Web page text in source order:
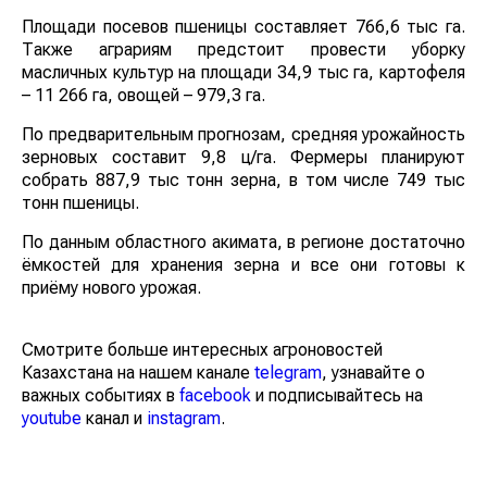
Площади посевов пшеницы составляет 766,6 тыс га.
Также аграриям предстоит провести уборку
масличных культур на площади 34,9 тыс га, картофеля
– 11 266 га, овощей – 979,3 га.
По предварительным прогнозам, средняя урожайность
зерновых составит 9,8 ц/га. Фермеры планируют
собрать 887,9 тыс тонн зерна, в том числе 749 тыс
тонн пшеницы.
По данным областного акимата, в регионе достаточно
ёмкостей для хранения зерна и все они готовы к
приёму нового урожая.
Смотрите больше интересных агроновостей
Казахстана на нашем канале telegram, узнавайте о
важных событиях в facebook и подписывайтесь на
youtube канал и instagram.